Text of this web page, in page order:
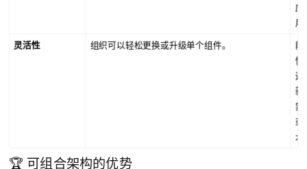
应
用
灵活性 组织可以轻松更换或升级单个组件。
能
快
适
新
需
或
术
🏆 可组合架构的优势